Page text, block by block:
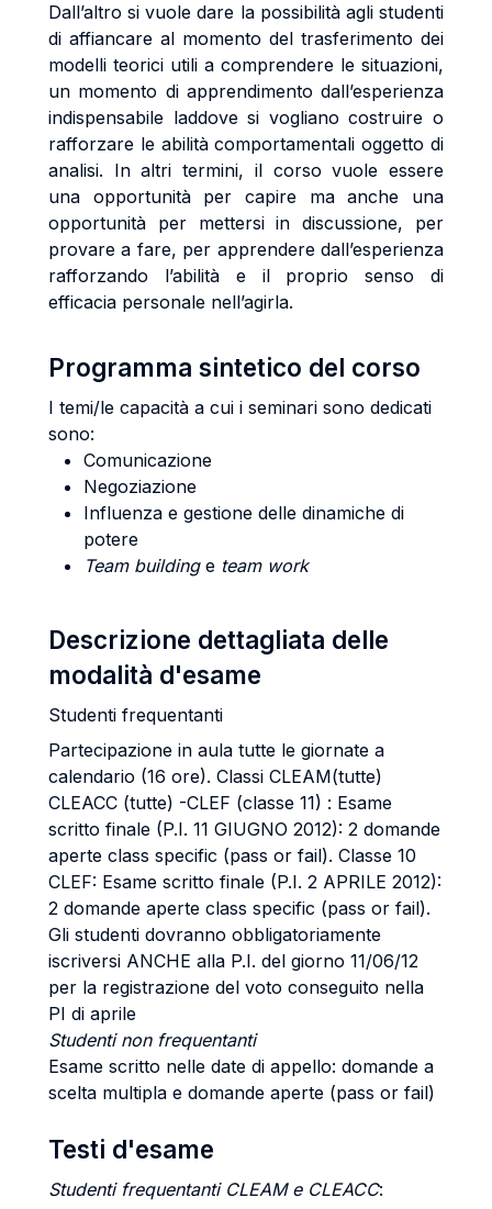
Dall’altro si vuole dare la possibilità agli studenti
di affiancare al momento del trasferimento dei
modelli teorici utili a comprendere le situazioni,
un momento di apprendimento dall’esperienza
indispensabile laddove si vogliano costruire o
rafforzare le abilità comportamentali oggetto di
analisi. In altri termini, il corso vuole essere
una opportunità per capire ma anche una
opportunità per mettersi in discussione, per
provare a fare, per apprendere dall’esperienza
rafforzando l’abilità e il proprio senso di
efficacia personale nell’agirla.
Programma sintetico del corso
I temi/le capacità a cui i seminari sono dedicati
sono:
Comunicazione
Negoziazione
Influenza e gestione delle dinamiche di
potere
Team building e team work
Descrizione dettagliata delle
modalità d'esame
Studenti frequentanti
Partecipazione in aula tutte le giornate a
calendario (16 ore). Classi CLEAM(tutte)
CLEACC (tutte) -CLEF (classe 11) : Esame
scritto finale (P.I. 11 GIUGNO 2012): 2 domande
aperte class specific (pass or fail). Classe 10
CLEF: Esame scritto finale (P.I. 2 APRILE 2012):
2 domande aperte class specific (pass or fail).
Gli studenti dovranno obbligatoriamente
iscriversi ANCHE alla P.I. del giorno 11/06/12
per la registrazione del voto conseguito nella
PI di aprile
Studenti non frequentanti
Esame scritto nelle date di appello: domande a
scelta multipla e domande aperte (pass or fail)
Testi d'esame
Studenti frequentanti CLEAM e CLEACC: